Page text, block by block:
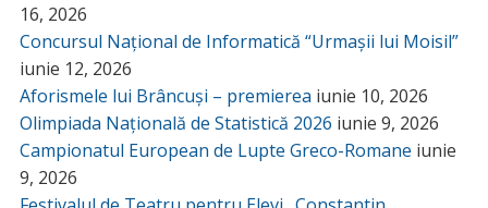
16, 2026
Concursul Național de Informatică “Urmașii lui Moisil”
iunie 12, 2026
Aforismele lui Brâncuși – premierea iunie 10, 2026
Olimpiada Națională de Statistică 2026 iunie 9, 2026
Campionatul European de Lupte Greco-Romane iunie
9, 2026